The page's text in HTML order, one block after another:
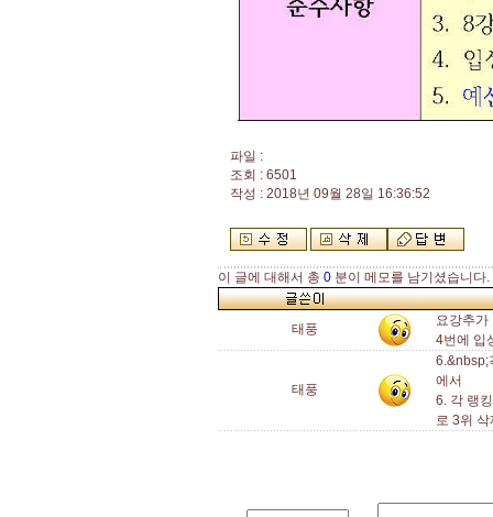
파일 :
조회 : 6501
작성 : 2018년 09월 28일 16:36:52
이 글에 대해서 총 0 분이 메모를 남기셨습니다.
태풍
요강추가
4번에 입
태풍
6.&nbsp;
에서
6. 각 랭
로 3위 삭